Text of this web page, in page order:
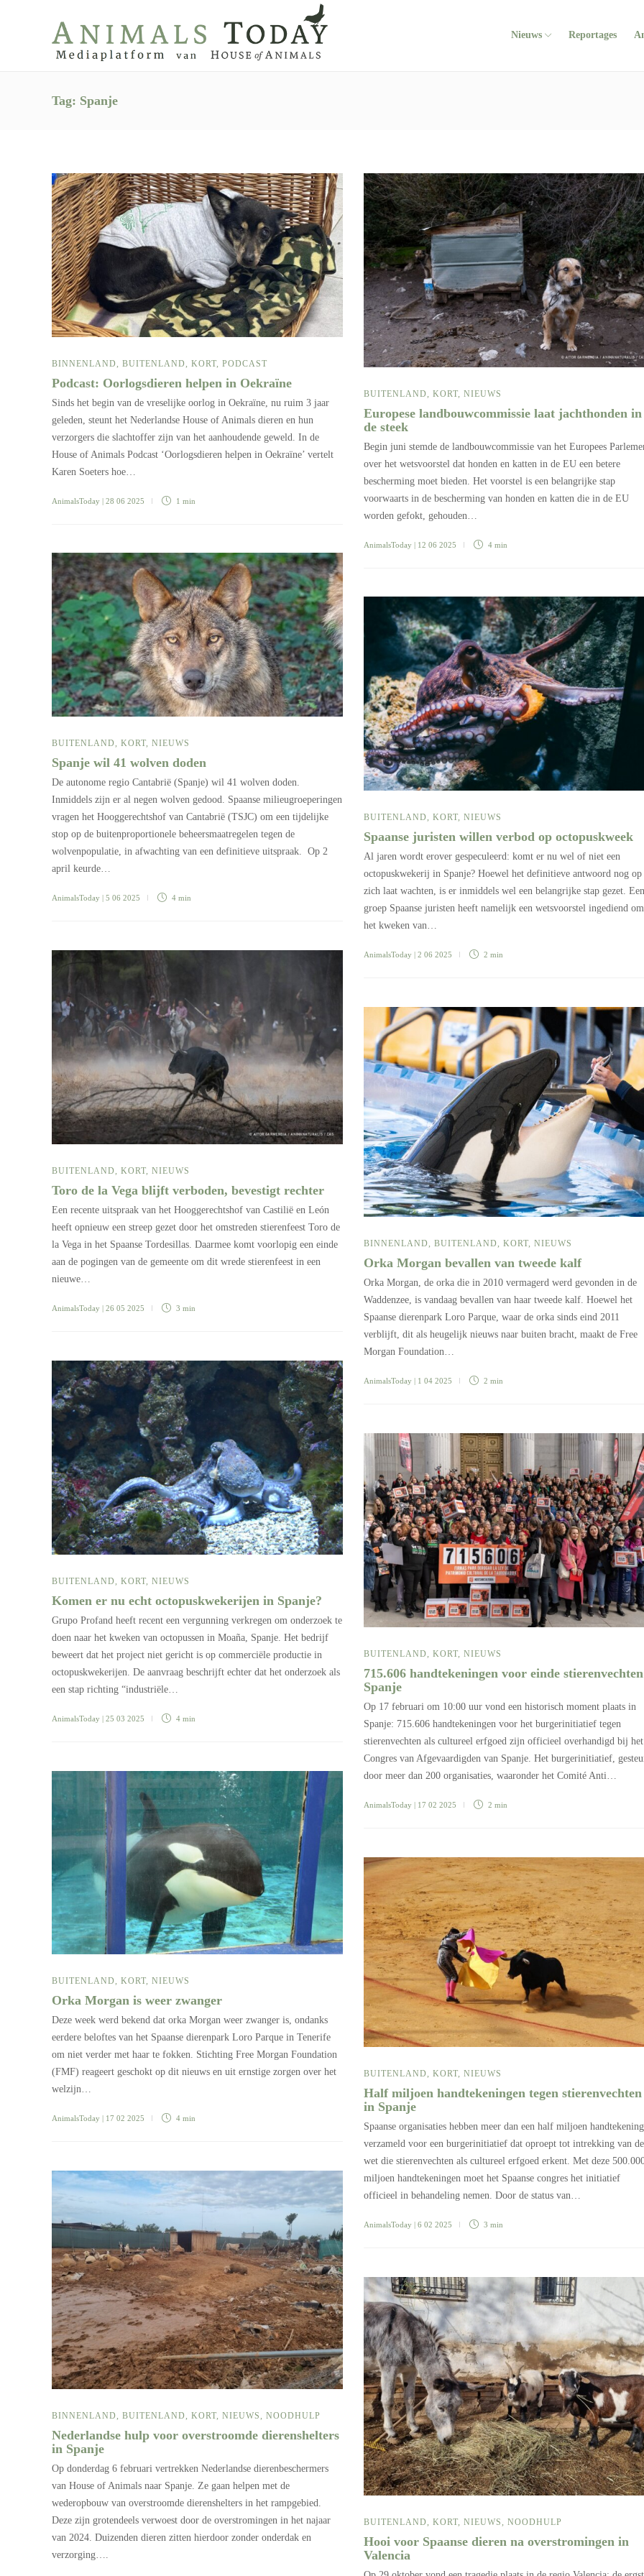
Nieuws Reportages
Tag: Spanje
BINNENLAND BUITENLAND KORT PODCAST
Podcast: Oorlogsdieren helpen in Oekraïne
Sinds het begin van de vreselijke oorlog in Oekraïne, nu ruim 3 jaar
geleden, steunt het Nederlandse House of Animals dieren en hun
verzorgers die slachtoffer zijn van het aanhoudende geweld. In de
House of Animals Podcast ‘Oorlogsdieren helpen in Oekraïne’ vertelt
Karen Soeters hoe…
AnimalsToday | 28 06 2025 1 min
BUITENLAND KORT NIEUWS
Europese landbouwcommissie laat jachthonden in
de steek
Begin juni stemde de landbouwcommissie van het Europees
over het wetsvoorstel dat honden en katten in de EU een betere
bescherming moet bieden. Het voorstel is een belangrijke stap
voorwaarts in de bescherming van honden en katten die in de EU
worden gefokt, gehouden…
AnimalsToday | 12 06 2025 4 min
BUITENLAND, KORT, NIEUWS
Spanje wil 41 wolven doden
De autonome regio Cantabrië (Spanje) wil 41 wolven doden.
Inmiddels zijn er al negen wolven gedood. Spaanse milieugroeperingen
vragen het Hooggerechtshof van Cantabrië (TSJC) om een tijdelijke
stop op de buitenproportionele beheersmaatregelen tegen de
wolvenpopulatie, in afwachting van een definitieve uitspraak. Op 2
april keurde…
AnimalsToday | 5 06 2025 4 min
BUITENLAND KORT NIEUWS
Spaanse juristen willen verbod op octopuskweek
Al jaren wordt erover gespeculeerd: komt er nu wel of niet een
octopuskwekerij in Spanje? Hoewel het definitieve antwoord nog op
zich laat wachten, is er inmiddels wel een belangrijke stap gezet. Een
groep Spaanse juristen heeft namelijk een wetsvoorstel ingediend om
het kweken van…
AnimalsToday | 2 06 2025 2 min
BUITENLAND KORT NIEUWS
Toro de la Vega blijft verboden, bevestigt rechter
Een recente uitspraak van het Hooggerechtshof van Castilië en León
heeft opnieuw een streep gezet door het omstreden stierenfeest Toro de
la Vega in het Spaanse Tordesillas. Daarmee komt voorlopig een einde
aan de pogingen van de gemeente om dit wrede stierenfeest in een
nieuwe…
AnimalsToday | 26 05 2025 3 min
BINNENLAND, BUITENLAND, KORT, NIEUWS
Orka Morgan bevallen van tweede kalf
Orka Morgan, de orka die in 2010 vermagerd werd gevonden in de
Waddenzee, is vandaag bevallen van haar tweede kalf. Hoewel het
Spaanse dierenpark Loro Parque, waar de orka sinds eind 2011
verblijft, dit als heugelijk nieuws naar buiten bracht, maakt de Free
Morgan Foundation…
AnimalsToday | 1 04 2025 2 min
BUITENLAND KORT NIEUWS
Komen er nu echt octopuskwekerijen in Spanje?
Grupo Profand heeft recent een vergunning verkregen om onderzoek te
doen naar het kweken van octopussen in Moaña, Spanje. Het bedrijf
beweert dat het project niet gericht is op commerciële productie in
octopuskwekerijen. De aanvraag beschrijft echter dat het onderzoek als
een stap richting “industriële…
AnimalsToday | 25 03 2025 4 min
BUITENLAND KORT NIEUWS
715.606 handtekeningen voor einde stierenvechten
Spanje
Op 17 februari om 10:00 uur vond een historisch moment plaats in
Spanje: 715.606 handtekeningen voor het burgerinitiatief tegen
stierenvechten als cultureel erfgoed zijn officieel overhandigd bij het
Congres van Afgevaardigden van Spanje. Het burgerinitiatief,
door meer dan 200 organisaties, waaronder het Comité Anti…
AnimalsToday | 17 02 2025 2 min
BUITENLAND, KORT, NIEUWS
Orka Morgan is weer zwanger
Deze week werd bekend dat orka Morgan weer zwanger is, ondanks
eerdere beloftes van het Spaanse dierenpark Loro Parque in Tenerife
om niet verder met haar te fokken. Stichting Free Morgan Foundation
(FMF) reageert geschokt op dit nieuws en uit ernstige zorgen over het
welzijn…
AnimalsToday | 17 02 2025 4 min
BUITENLAND, KORT, NIEUWS
Half miljoen handtekeningen tegen stierenvechten
in Spanje
Spaanse organisaties hebben meer dan een half miljoen
verzameld voor een burgerinitiatief dat oproept tot intrekking van de
wet die stierenvechten als cultureel erfgoed erkent. Met deze
miljoen handtekeningen moet het Spaanse congres het initiatief
officieel in behandeling nemen. Door de status van…
AnimalsToday | 6 02 2025 3 min
BINNENLAND BUITENLAND KORT NIEUWS NOODHULP
Nederlandse hulp voor overstroomde dierenshelters
in Spanje
Op donderdag 6 februari vertrekken Nederlandse dierenbeschermers
van House of Animals naar Spanje. Ze gaan helpen met de
wederopbouw van overstroomde dierenshelters in het rampgebied.
Deze zijn grotendeels verwoest door de overstromingen in het najaar
van 2024. Duizenden dieren zitten hierdoor zonder onderdak en
verzorging….
BUITENLAND KORT NIEUWS NOODHULP
Hooi voor Spaanse dieren na overstromingen in
Valencia